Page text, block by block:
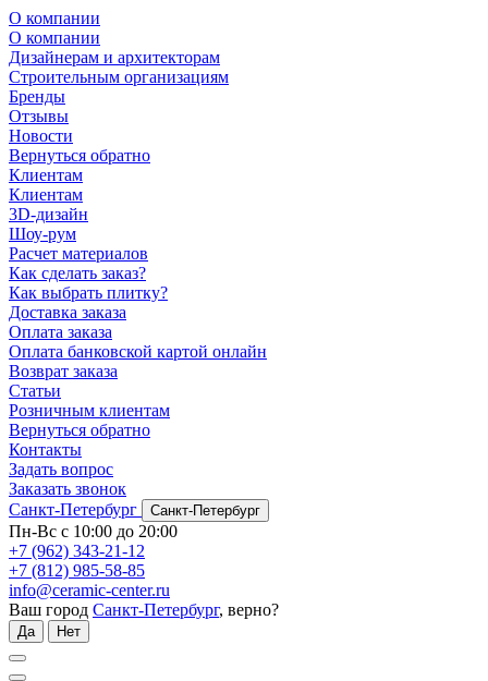
О компании
О компании
Дизайнерам и архитекторам
Строительным организациям
Бренды
Отзывы
Новости
Вернуться обратно
Клиентам
Клиентам
3D-дизайн
Шоу-рум
Расчет материалов
Как сделать заказ?
Как выбрать плитку?
Доставка заказа
Оплата заказа
Оплата банковской картой онлайн
Возврат заказа
Статьи
Розничным клиентам
Вернуться обратно
Контакты
Задать вопрос
Заказать звонок
Санкт-Петербург
Санкт-Петербург
Пн-Вс с 10:00 до 20:00
+7 (962) 343-21-12
+7 (812) 985-58-85
info@ceramic-center.ru
Ваш город Санкт-Петербург, верно?
Да Нет